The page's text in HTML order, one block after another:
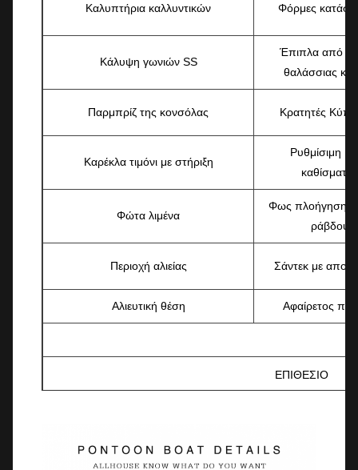
Καλυπτήρια καλλυντικών Φόρμες
Κάλυψη γωνιών SS
Έπιπλα από
θαλάσσιας
Παρμπρίζ της κονσόλας Κρατητές
Καρέκλα τιμόνι με στήριξη
Ρυθμίσιμη
καθίσματος
Φώτα λιμένα
Φως πλοήγησης
ράβδου
Περιοχή αλιείας Σάντεκ με
Αλιευτική θέση Αφαίρετος
ΕΠΙΘΕΣΙΟ
Τελεφερίκ ((με φρένο)
Φως